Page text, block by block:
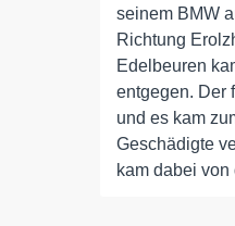
seinem BMW
Richtung
Edelbeuren
entgegen. Der
und es kam
Geschädigte
kam dabei von